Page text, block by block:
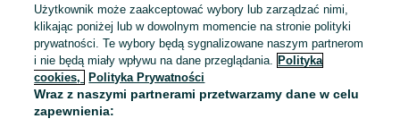
Kontynuuj przez konto Google
LUB
Użytkownik może zaakceptować wybory lub zarządzać nimi,
klikając poniżej lub w dowolnym momencie na stronie polityki
prywatności. Te wybory będą sygnalizowane naszym partnerom
i nie będą miały wpływu na dane przeglądania.
Polityka
cookies,
Polityka Prywatności
Wraz z naszymi partnerami przetwarzamy dane w celu
zapewnienia: